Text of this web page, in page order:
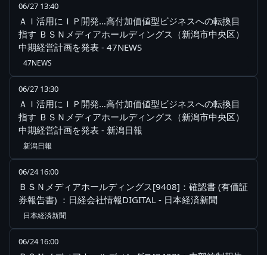
06/27 13:40
ＡＩ活用にＩＰ開発…高付加価値型ビジネスへの転換目
指す ＢＳＮメディアホールディングス（新潟市中央区）
中期経営計画を発表 - 47NEWS
47NEWS
06/27 13:30
ＡＩ活用にＩＰ開発…高付加価値型ビジネスへの転換目
指す ＢＳＮメディアホールディングス（新潟市中央区）
中期経営計画を発表 - 新潟日報
新潟日報
06/24 16:00
ＢＳＮメディアホールディングス[9408]：確認書 (有価証
券報告書) ：日経会社情報DIGITAL - 日本経済新聞
日本経済新聞
06/24 16:00